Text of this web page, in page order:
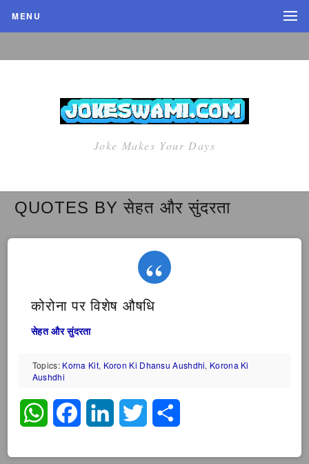
MENU
Joke Makes Your Days
QUOTES BY सेहत और सुंदरता
कोरोना पर विशेष औषधि
सेहत और सुंदरता
Topics: Korna Kit, Koron Ki Dhansu Aushdhi, Korona Ki
Aushdhi
WhatsAppFacebookLinkedInTwitter